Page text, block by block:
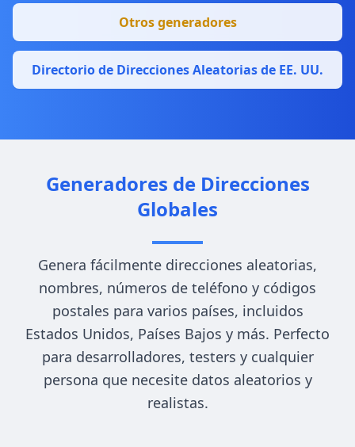
Otros generadores
Directorio de Direcciones Aleatorias de EE. UU.
Generadores de Direcciones
Globales
Genera fácilmente direcciones aleatorias,
nombres, números de teléfono y códigos
postales para varios países, incluidos
Estados Unidos, Países Bajos y más. Perfecto
para desarrolladores, testers y cualquier
persona que necesite datos aleatorios y
realistas.